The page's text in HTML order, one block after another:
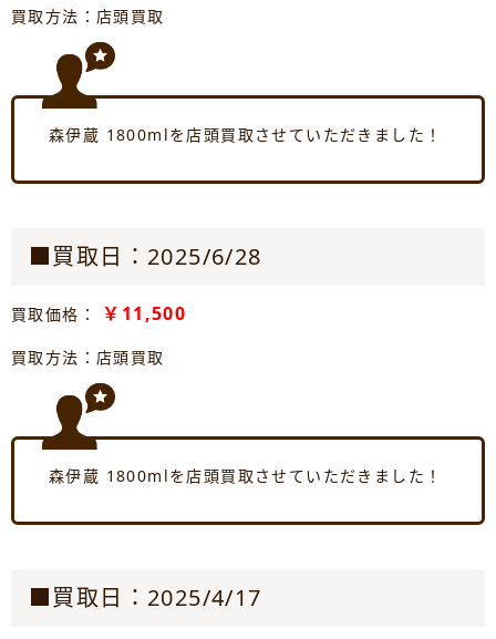
買取方法：店頭買取
森伊蔵 1800mlを店頭買取させていただきました！
■買取日：2025/6/28
買取価格： ￥11,500
買取方法：店頭買取
森伊蔵 1800mlを店頭買取させていただきました！
■買取日：2025/4/17